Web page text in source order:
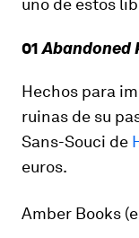
uno de estos
01Abandoned
Hechos para
ruinas de su
Sans-Souci de
euros.
Amber Books